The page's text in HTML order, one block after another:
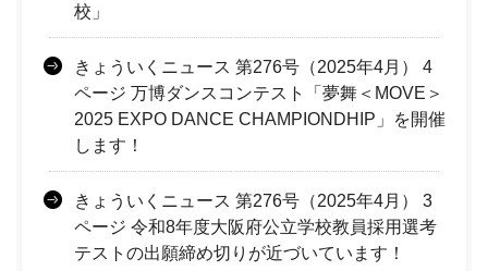
校」
きょういくニュース 第276号（2025年4月） 4
ページ 万博ダンスコンテスト「夢舞＜MOVE＞
2025 EXPO DANCE CHAMPIONDHIP」を開催
します！
きょういくニュース 第276号（2025年4月） 3
ページ 令和8年度大阪府公立学校教員採用選考
テストの出願締め切りが近づいています！